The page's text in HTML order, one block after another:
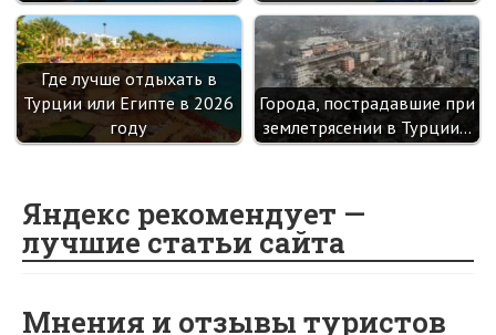
Где лучше отдыхать в
Турции или Египте в 2026
году
Города, пострадавшие при
землетрясении в Турции…
Яндекс рекомендует —
лучшие статьи сайта
Мнения и отзывы туристов